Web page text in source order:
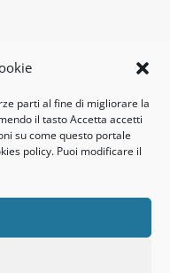
parti al fine di migliorare la
il tasto Accetta accetti
su come questo portale
policy. Puoi modificare il